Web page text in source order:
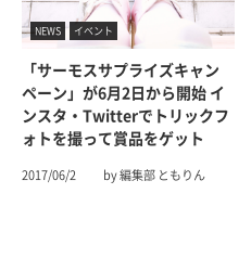
NEWS イベント
「サーモスサプライズキャン
ペーン」が6月2日から開始 イ
ンスタ・Twitterでトリックフ
ォトを撮って賞品をゲット
2017/06/2 by 編集部 ともりん